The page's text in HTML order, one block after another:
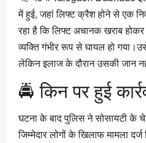
में हुई, जहां लिफ्ट क्रैश होने से एक
रहा है कि लिफ्ट अचानक खराब
व्यक्ति गंभीर रूप से घायल हो
लेकिन इलाज के दौरान उसकी जान
🚔 किन पर हुई
घटना के बाद पुलिस ने सोसायटी के
जिम्मेदार लोगों के खिलाफ मामला